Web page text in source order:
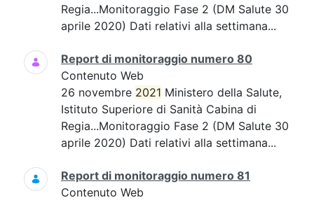
Regia...Monitoraggio Fase 2 (DM Salute 30
aprile 2020) Dati relativi alla settimana...
Report di monitoraggio numero 80
Contenuto Web
26 novembre 2021 Ministero della Salute,
Istituto Superiore di Sanità Cabina di
Regia...Monitoraggio Fase 2 (DM Salute 30
aprile 2020) Dati relativi alla settimana...
Report di monitoraggio numero 81
Contenuto Web